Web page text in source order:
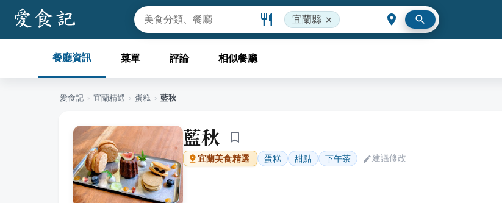
宜蘭縣
餐廳資訊 菜單 評論 相似餐廳
愛食記 › 宜蘭精選 › 蛋糕 › 藍秋
藍秋
宜蘭美食精選 蛋糕 甜點 下午茶 建議修改